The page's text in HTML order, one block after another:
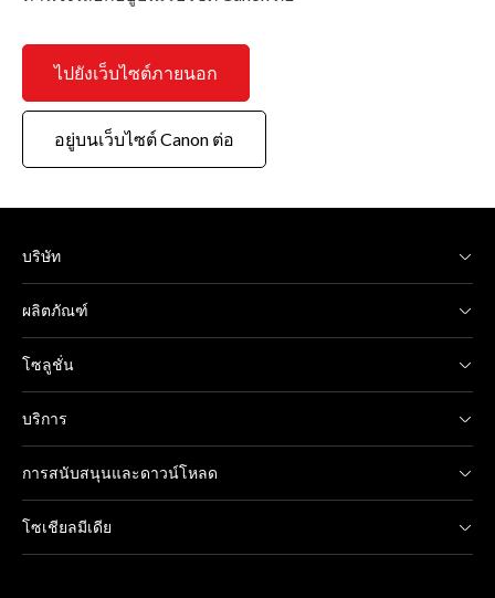
ไปยังเว็บไซต์ภายนอก
อยู่บนเว็บไซต์ Canon ต่อ
บริษัท
ผลิตภัณฑ์
โซลูชั่น
บริการ
การสนับสนุนและดาวน์โหลด
โซเชียลมีเดีย